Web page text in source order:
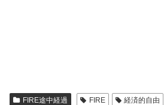
FIRE途中経過 FIRE 経済的自由